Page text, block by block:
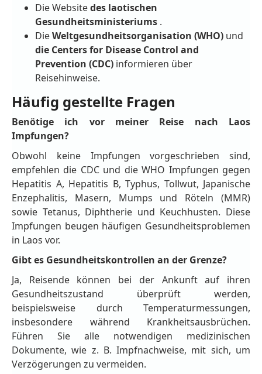
Die Websitedes laotischen
Gesundheitsministeriums .
DieWeltgesundheitsorganisation (WHO) und
die Centers for Disease Control and
Prevention (CDC) informieren über
Reisehinweise.
Häufig gestellte Fragen
Benötige ich vor meiner Reise nach Laos
Impfungen?
Obwohl keine Impfungen vorgeschrieben sind,
empfehlen die CDC und die WHO Impfungen gegen
Hepatitis A, Hepatitis B, Typhus, Tollwut, Japanische
Enzephalitis, Masern, Mumps und Röteln (MMR)
sowie Tetanus, Diphtherie und Keuchhusten. Diese
Impfungen beugen häufigen Gesundheitsproblemen
in Laos vor.
Gibt es Gesundheitskontrollen an der Grenze?
Ja, Reisende können bei der Ankunft auf ihren
Gesundheitszustand überprüft werden,
beispielsweise durch Temperaturmessungen,
insbesondere während Krankheitsausbrüchen.
Führen Sie alle notwendigen medizinischen
Dokumente, wie z. B. Impfnachweise, mit sich, um
Verzögerungen zu vermeiden.